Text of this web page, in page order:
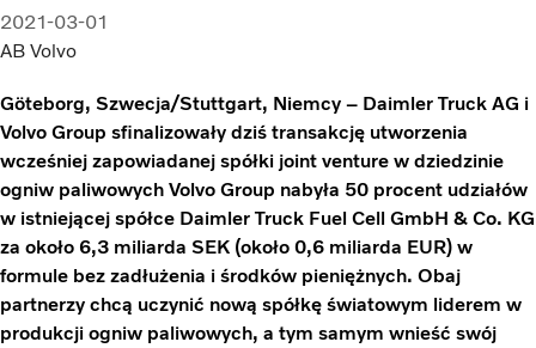
2021-03-01
AB Volvo
Göteborg, Szwecja/Stuttgart, Niemcy – Daimler Truck AG i
Volvo Group sfinalizowały dziś transakcję utworzenia
wcześniej zapowiadanej spółki joint venture w dziedzinie
ogniw paliwowych Volvo Group nabyła 50 procent udziałów
w istniejącej spółce Daimler Truck Fuel Cell GmbH & Co. KG
za około 6,3 miliarda SEK (około 0,6 miliarda EUR) w
formule bez zadłużenia i środków pieniężnych. Obaj
partnerzy chcą uczynić nową spółkę światowym liderem w
produkcji ogniw paliwowych, a tym samym wnieść swój